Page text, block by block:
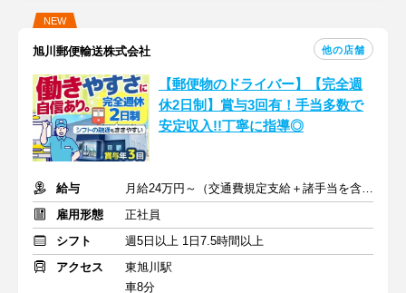
NEW
旭川郵便輸送株式会社 他の店舗
【郵便物のドライバー】【完全週
休2日制】賞与3回有！手当多数で
安定収入!!丁寧に指導◎
給与
月給24万円～（交通費規定支給＋諸手当を含む）
雇用形態
正社員
シフト
週5日以上 1日7.5時間以上
アクセス
東旭川駅
車8分